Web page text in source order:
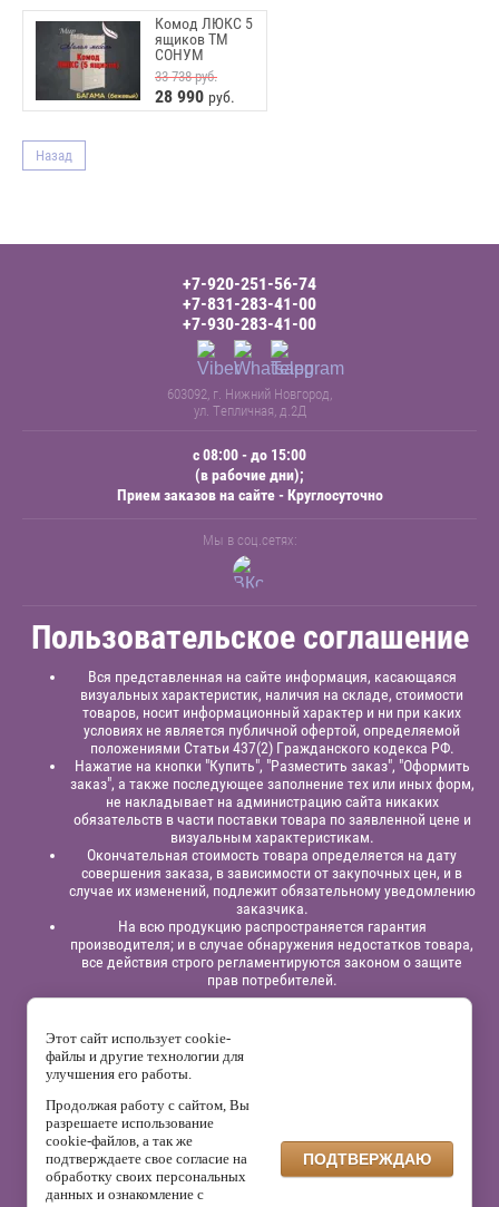
Комод ЛЮКС 5
ящиков ТМ
СОНУМ
33 738руб.
28 990 руб.
Назад
с 08:00 - до 15:00
(в рабочие дни);
Прием заказов на сайте - Круглосуточно
+7-920-251-56-74
+7-831-283-41-00
+7-930-283-41-00
603092, г. Нижний Новгород,
ул. Тепличная, д.2Д
Мы в соц.сетях:
Пользовательское соглашение
Вся представленная на сайте информация, касающаяся
визуальных характеристик, наличия на складе, стоимости
товаров, носит информационный характер и ни при каких
условиях не является публичной офертой, определяемой
положениями Статьи 437(2) Гражданского кодекса РФ.
Нажатие на кнопки "Купить", "Разместить заказ", "Оформить
заказ", а также последующее заполнение тех или иных форм,
не накладывает на администрацию сайта никаких
обязательств в части поставки товара по заявленной цене и
визуальным характеристикам.
Окончательная стоимость товара определяется на дату
совершения заказа, в зависимости от закупочных цен, и в
случае их изменений, подлежит обязательному уведомлению
заказчика.
На всю продукцию распространяется гарантия
производителя; и в случае обнаружения недостатков товара,
все действия строго регламентируются законом о защите
прав потребителей.
предприниматель
Павлинов Антон Вячеславович,
525863414200,ОГРНИП 315525800001838;
р/сч: 40802810129120000332
“Альфа - Банк”,к/с: 30101810200000000824, БИК: 042202824
На сайте используется сервис веб-аналитики Яндекс.Метрика,
который может собирать файлы cookie и данные о поведении
посетителей. Данные обрабатываются ООО «Яндекс» в
соответствии с его политикой конфиденциальности.
Администрация сайта не использует эти данные для
Этот сайт использует cookie-
файлы и другие технологии для
улучшения его работы.
Продолжая работу с сайтом, Вы
разрешаете использование
cookie-файлов, а так же
подтверждаете свое согласие на
обработку своих персональных
данных и ознакомление с
ПОДТВЕРЖДАЮ